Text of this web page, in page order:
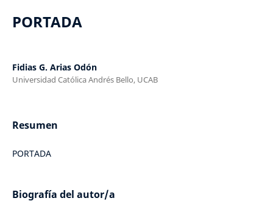
PORTADA
Fidias G. Arias Odón
Universidad Católica Andrés Bello, UCAB
Resumen
PORTADA
Biografía del autor/a